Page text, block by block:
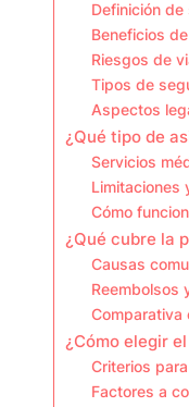
Definición
Beneficios
Riesgos de
Tipos de
Aspectos
¿Qué tipo de
Servicios
Limitaciones
Cómo
¿Qué cubre la
Causas
Reembolsos
Comparativa
¿Cómo elegir
Criterios
Factores a